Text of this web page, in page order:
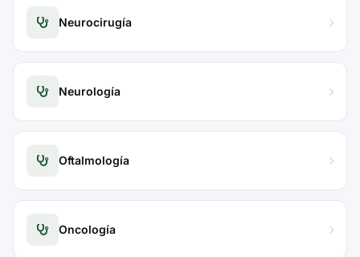
Neurocirugía
Neurología
Oftalmología
Oncología